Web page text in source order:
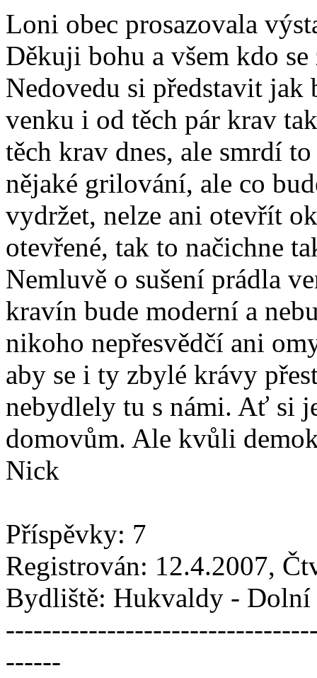
Loni obec prosazovala
Děkuji bohu a všem kdo
Nedovedu si představit
venku i od těch pár krav
těch krav dnes, ale smrdí
nějaké grilování, ale co
vydržet, nelze ani otevřít
otevřené, tak to načichne
Nemluvě o sušení prádla
kravín bude moderní a
nikoho nepřesvědčí ani
aby se i ty zbylé krávy
nebydlely tu s námi. Ať si
domovům. Ale kvůli
Nick
Příspěvky: 7
Registrován: 12.4.2007,
Bydliště: Hukvaldy - Dolní
------